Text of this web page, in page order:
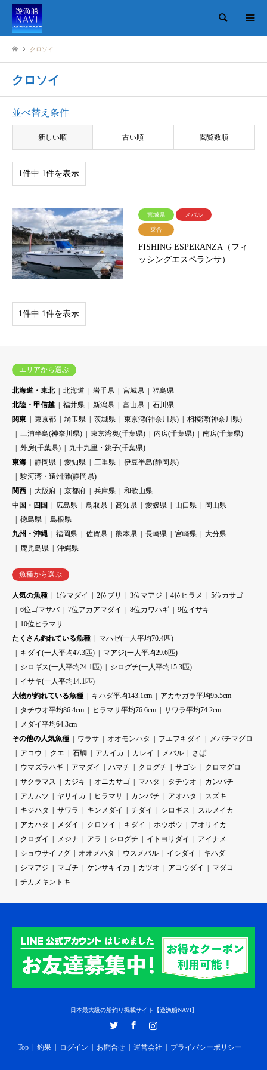
検索
クロソイ
クロソイ
並べ替え条件
新しい順 古い順 閲覧数順
1件中 1件を表示
宮城県 メバル
乗合
FISHING ESPERANZA（フィ
ッシングエスペランサ）
1件中 1件を表示
エリアから選ぶ
北海道・東北 北海道 岩手県 宮城県
福島県
北陸・甲信越
福井県 新潟県 富山県
石川県
関東
東京都 埼玉県 茨城県 東京湾(神奈川県)
相模湾(神奈川県)
三浦半島(神奈川県)
東京湾奥(千葉県) 内房(千葉県)
南房(千葉県)
外房(千葉県)
九十九里・銚子(千葉県)
東海
静岡県 愛知県 三重県
伊豆半島(静岡県)
駿河湾・遠州灘(静岡県)
関西
大阪府 京都府 兵庫県
和歌山県
中国・四国
広島県 鳥取県 高知県 愛媛県 山口県
岡山県
徳島県
島根県
九州・沖縄
福岡県 佐賀県 熊本県 長崎県 宮崎県
大分県
鹿児島県
沖縄県
魚種から選ぶ
人気の魚種 1位マダイ 2位ブリ 3位マアジ 4位ヒラメ
5位カサゴ
6位ゴマサバ
7位アカアマダイ 8位カワハギ
9位イサキ
10位ヒラマサ
たくさん釣れている魚種
マハゼ(一人平均70.4匹)
キダイ(一人平均47.3匹)
マアジ(一人平均29.6匹)
シロギス(一人平均24.1匹)
シログチ(一人平均15.3匹)
イサキ(一人平均14.1匹)
大物が釣れている魚種
キハダ平均143.1cm
アカヤガラ平均95.5cm
タチウオ平均86.4cm
ヒラマサ平均76.6cm
サワラ平均74.2cm
メダイ平均64.3cm
その他の人気魚種
ワラサ オオモンハタ フエフキダイ
メバチマグロ
アコウ
クエ 石鯛 アカイカ カレイ メバル
さば
ウマズラハギ
アマダイ ハマチ クログチ サゴシ
クロマグロ
サクラマス
カジキ オニカサゴ マハタ タチウオ
カンパチ
アカムツ
ヤリイカ ヒラマサ カンパチ アオハタ
スズキ
キジハタ
サワラ キンメダイ チダイ シロギス
スルメイカ
アカハタ
メダイ クロソイ キダイ ホウボウ
アオリイカ
クロダイ
メジナ アラ シログチ イトヨリダイ
アイナメ
ショウサイフグ
オオメハタ ウスメバル イシダイ
キハダ
シマアジ
マゴチ ケンサキイカ カツオ アコウダイ
マダコ
チカメキントキ
日本最大級の船釣り掲載サイト【遊漁船NAVI】
Top 釣果 ログイン お問合せ 運営会社 プライバシーポリシー